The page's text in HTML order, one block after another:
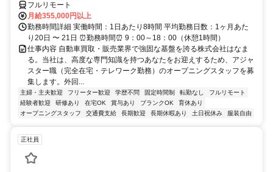
フルリモート
月給355,000円以上
勤務時間詳細 実働時間：1日あたり8時間 平均勤務日数：1ヶ月あた
り20日 〜 21日 ⏰勤務時間⏰ 9：00～18：00（休憩1時間）
仕事内容 自動車買取・販売業界で強固な基盤を誇る株式会社はなま
る。当社は、高度な専門知識を持つあなたをお迎えするため、アジャ
スター職（完全在宅・テレワーク勤務）のオープニングスタッフを募
集します。外回...
主婦・主夫歓迎 フリーター歓迎 学歴不問 固定時間制 転勤なし
フルリモート
経験者歓迎
研修あり 在宅OK 賞与あり ブランクOK
育休あり
オープニングスタッフ
交通費支給 長期歓迎 長期休暇あり 土日祝休み 服装自由
正社員